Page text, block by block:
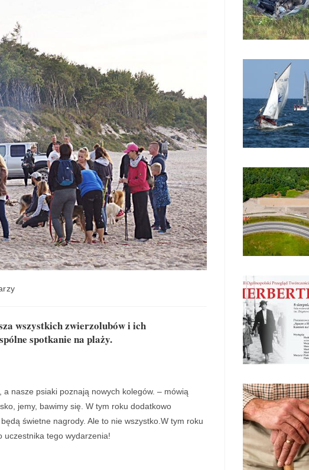
wszystkich zwierzolubów i ich
spotkanie na plaży.
nasze psiaki poznają nowych kolegów. – mówią
jemy, bawimy się. W tym roku dodatkowo
świetne nagrody. Ale to nie wszystko.W tym roku
uczestnika tego wydarzenia!